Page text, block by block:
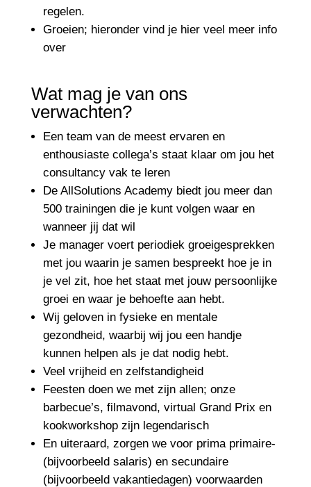
regelen.
Groeien; hieronder vind je hier veel meer info
over
Wat mag je van ons
verwachten?
Een team van de meest ervaren en
enthousiaste collega’s staat klaar om jou het
consultancy vak te leren
De AllSolutions Academy biedt jou meer dan
500 trainingen die je kunt volgen waar en
wanneer jij dat wil
Je manager voert periodiek groeigesprekken
met jou waarin je samen bespreekt hoe je in
je vel zit, hoe het staat met jouw persoonlijke
groei en waar je behoefte aan hebt.
Wij geloven in fysieke en mentale
gezondheid, waarbij wij jou een handje
kunnen helpen als je dat nodig hebt.
Veel vrijheid en zelfstandigheid
Feesten doen we met zijn allen; onze
barbecue’s, filmavond, virtual Grand Prix en
kookworkshop zijn legendarisch
En uiteraard, zorgen we voor prima primaire-
(bijvoorbeeld salaris) en secundaire
(bijvoorbeeld vakantiedagen) voorwaarden